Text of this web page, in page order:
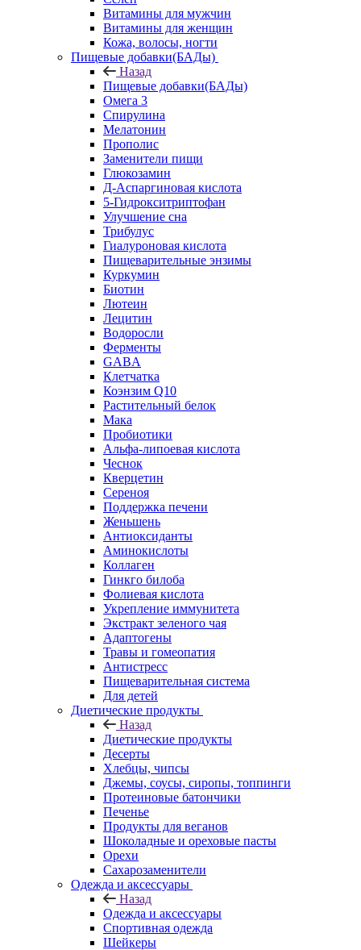
Витамины для мужчин
Витамины для женщин
Кожа, волосы, ногти
Пищевые добавки(БАДы)
Назад
Пищевые добавки(БАДы)
Омега 3
Спирулина
Мелатонин
Прополис
Заменители пищи
Глюкозамин
Д-Аспаргиновая кислота
5-Гидрокситриптофан
Улучшение сна
Трибулус
Гиалуроновая кислота
Пищеварительные энзимы
Куркумин
Биотин
Лютеин
Лецитин
Водоросли
Ферменты
GABA
Клетчатка
Коэнзим Q10
Растительный белок
Мака
Пробиотики
Альфа-липоевая кислота
Чеснок
Кверцетин
Сереноя
Поддержка печени
Женьшень
Антиоксиданты
Аминокислоты
Коллаген
Гинкго билоба
Фолиевая кислота
Укрепление иммунитета
Экстракт зеленого чая
Адаптогены
Травы и гомеопатия
Антистресс
Пищеварительная система
Для детей
Диетические продукты
Назад
Диетические продукты
Десерты
Хлебцы, чипсы
Джемы, соусы, сиропы, топпинги
Протеиновые батончики
Печенье
Продукты для веганов
Шоколадные и ореховые пасты
Орехи
Сахарозаменители
Одежда и аксессуары
Назад
Одежда и аксессуары
Спортивная одежда
Шейкеры